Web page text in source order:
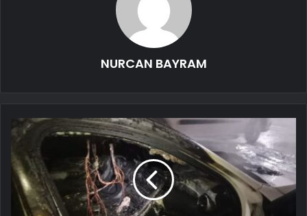
NURCAN BAYRAM